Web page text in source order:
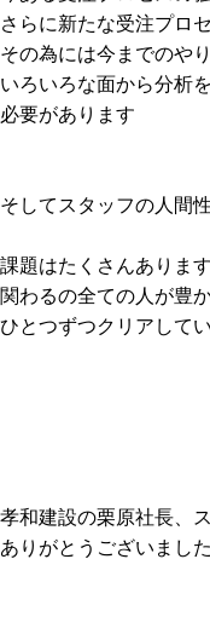
さらに新たな受注プロ
その為には今までのや
いろいろな面から分析
必要があります
そしてスタッフの人間
課題はたくさんありま
関わるの全ての人が豊
ひとつずつクリアして
孝和建設の栗原社長、
ありがとうございました